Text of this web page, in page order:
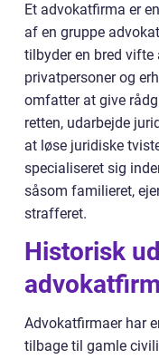
Et advokatfirma er
af en gruppe
tilbyder en bred
privatpersoner og
omfatter at give
retten, udarbejde
at løse juridiske
specialiseret sig
såsom familieret,
strafferet.
Historisk
Advokatfirmaer har
tilbage til gamle